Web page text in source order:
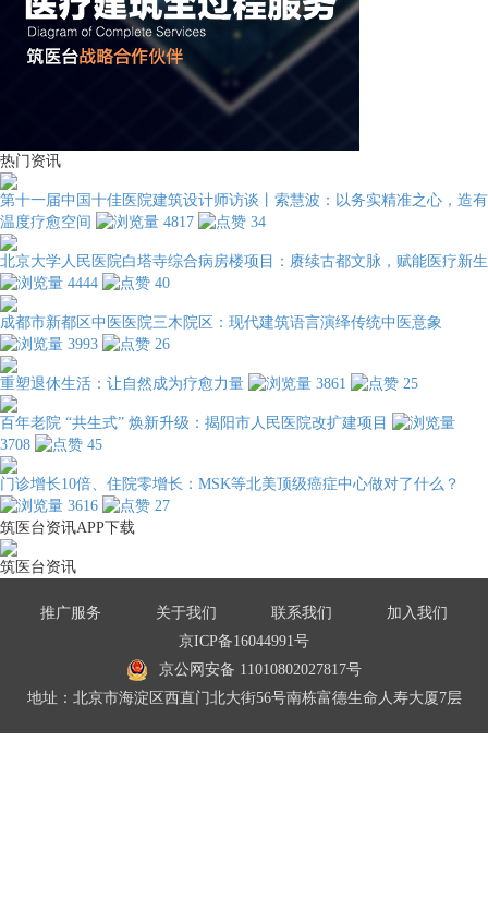
热门资讯
第十一届中国十佳医院建筑设计师访谈丨索慧波：以务实精准之心，造有
温度疗愈空间
4817 34
北京大学人民医院白塔寺综合病房楼项目：赓续古都文脉，赋能医疗新生
4444
40
成都市新都区中医医院三木院区：现代建筑语言演绎传统中医意象
3993
26
重塑退休生活：让自然成为疗愈力量 3861 25
百年老院 “共生式” 焕新升级：揭阳市人民医院改扩建项目
3708
45
门诊增长10倍、住院零增长：MSK等北美顶级癌症中心做对了什么？
3616
27
筑医台资讯APP下载
筑医台资讯
推广服务 关于我们 联系我们
加入我们
京ICP备16044991号
京公网安备 11010802027817号
地址：北京市海淀区西直门北大街56号南栋富德生命人寿大厦7层